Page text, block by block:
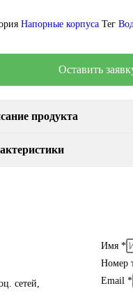
Напорные корпуса Тег
Оставить
продукта
сетей,
Имя *
Номер
Email *